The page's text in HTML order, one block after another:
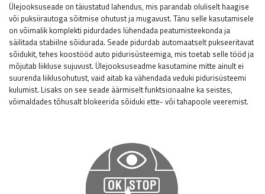
Ülejooksuseade on täiustatud lahendus, mis parandab oluliselt haagise
või puksiirautoga sõitmise ohutust ja mugavust. Tänu selle kasutamisele
on võimalik komplekti pidurdades lühendada peatumisteekonda ja
säilitada stabiilne sõidurada. Seade pidurdab automaatselt pukseeritavat
sõidukit, tehes koostööd auto pidurisüsteemiga, mis toetab selle tööd ja
mõjutab liikluse sujuvust. Ülejooksuseadme kasutamine mitte ainult ei
suurenda liiklusohutust, vaid aitab ka vähendada veduki pidurisüsteemi
kulumist. Lisaks on see seade äärmiselt funktsionaalne ka seistes,
võimaldades tõhusalt blokeerida sõiduki ette- või tahapoole veeremist.